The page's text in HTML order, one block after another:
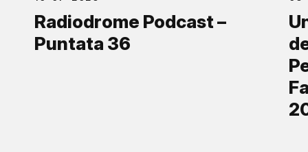
Radiodrome Podcast –
Puntata 36